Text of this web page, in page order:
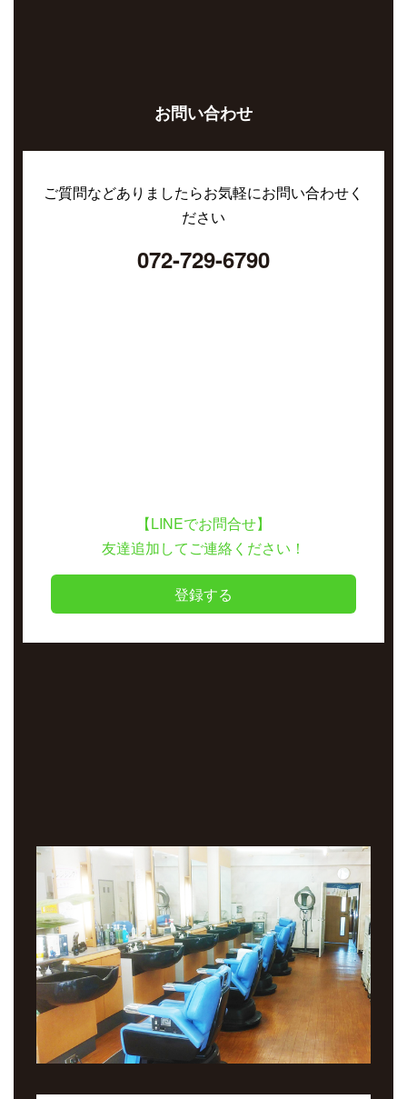
お問い合わせ
ご質問などありましたらお気軽にお問い合わせく
ださい
072-729-6790
【LINEでお問合せ】
友達追加してご連絡ください！
登録する